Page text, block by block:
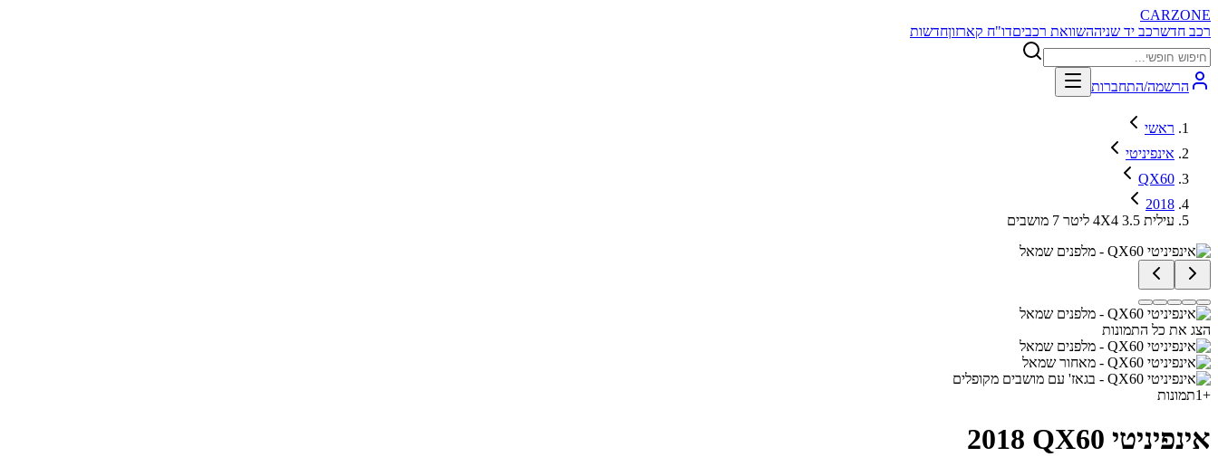
CARZONE
רכב חדשרכב יד שניההשוואת רכביםדו"ח קארזוןחדשות
הרשמה/התחברות
ראשי
אינפיניטי
QX60
2018
עילית 4X4 3.5 ליטר 7 מושבים
הצג את כל התמונות
+
1תמונות
אינפיניטי QX60 2018